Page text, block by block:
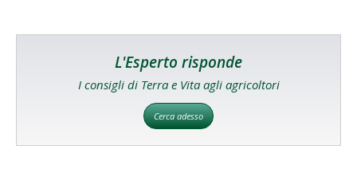
L'Esperto risponde
I consigli di Terra e Vita agli agricoltori
Cerca adesso